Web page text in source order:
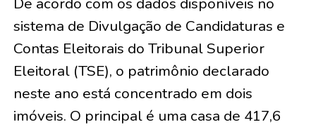
sistema de Divulgação de Candidaturas e
Contas Eleitorais do Tribunal Superior
Eleitoral (TSE), o patrimônio declarado
neste ano está concentrado em dois
imóveis. O principal é uma casa de 417,6